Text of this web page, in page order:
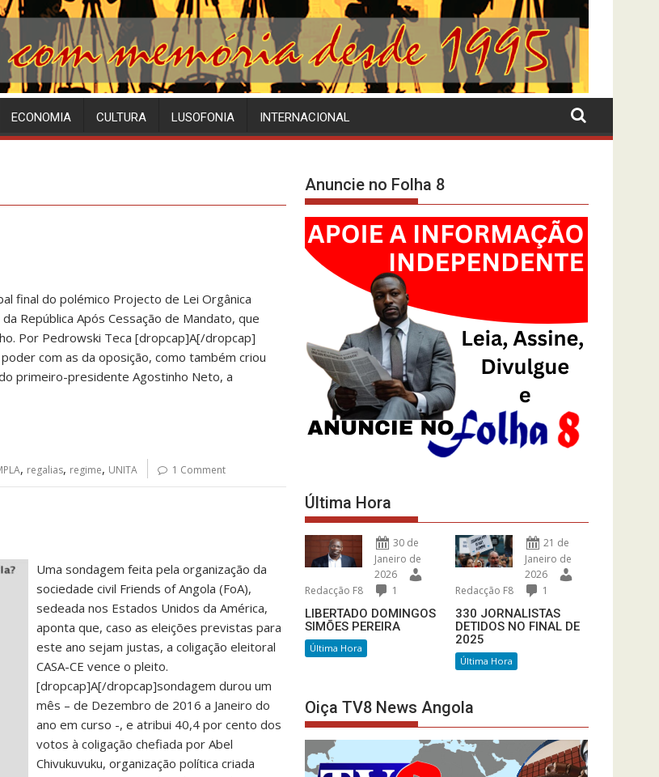
ECONOMIA CULTURA LUSOFONIA INTERNACIONAL
final do polémico Projecto de Lei Orgânica
República Após Cessação de Mandato, que
Por Pedrowski Teca [dropcap]A[/dropcap]
com as da oposição, como também criou
primeiro-presidente Agostinho Neto, a
, regalias, regime, UNITA 1 Comment
Uma sondagem feita pela organização da
sociedade civil Friends of Angola (FoA),
sedeada nos Estados Unidos da América,
aponta que, caso as eleições previstas para
este ano sejam justas, a coligação eleitoral
CASA-CE vence o pleito.
[dropcap]A[/dropcap]sondagem durou um
mês – de Dezembro de 2016 a Janeiro do
ano em curso -, e atribui 40,4 por cento dos
votos à coligação chefiada por Abel
Chivukuvuku, organização política criada
Anuncie no Folha 8
Última Hora
30 de
Janeiro de
2026
Redacção F8
1
LIBERTADO DOMINGOS
SIMÕES PEREIRA
Última Hora
21 de
Janeiro de
2026
Redacção F8
1
330 JORNALISTAS
DETIDOS NO FINAL DE
2025
Última Hora
Oiça TV8 News Angola